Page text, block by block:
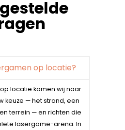
op locatie?
locatie komen wij naar
keuze — het strand, een
terrein — en richten die
lasergame-arena. In